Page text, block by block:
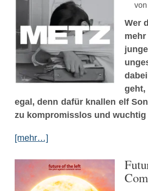
von
Wer
egal, denn dafür knallen elf
zu kompromisslos und
[mehr…]